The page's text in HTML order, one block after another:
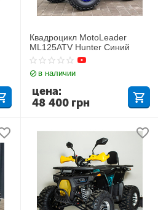
Квадроцикл MotoLeader
ML125ATV Hunter Синий
в наличии
48 400 грн
цена: